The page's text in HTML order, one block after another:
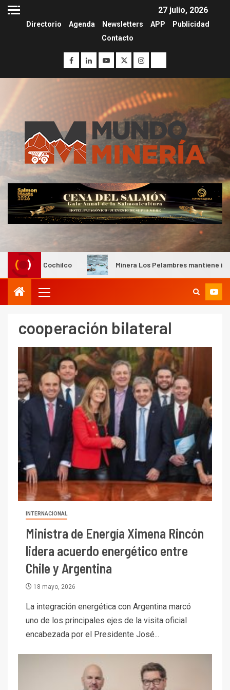
27 julio, 2026
Directorio Agenda Newsletters APP
Publicidad
Contacto
Cochilco Minera Los Pelambres mantiene
cooperación bilateral
INTERNACIONAL
Ministra de Energía Ximena Rincón
lidera acuerdo energético entre
Chile y Argentina
18 mayo, 2026
La integración energética con Argentina marcó
uno de los principales ejes de la visita oficial
encabezada por el Presidente José...
3 I+D
PIB minero impacta el
crecimiento regional: Banco
Central reporta resultados
I+D
Informe bimensual de